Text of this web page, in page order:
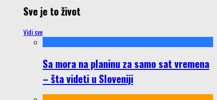
Sve je to život
Vidi sve
Sa mora na planinu za samo sat vremena
– šta videti u Sloveniji